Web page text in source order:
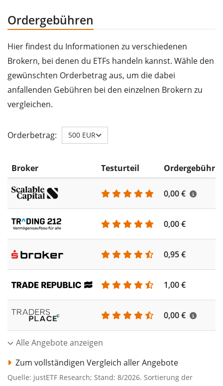
Ordergebühren
Hier findest du Informationen zu verschiedenen
Brokern, bei denen du ETFs handeln kannst. Wähle den
gewünschten Orderbetrag aus, um die dabei
anfallenden Gebühren bei den einzelnen Brokern zu
vergleichen.
Orderbetrag: 500 EUR
Broker Testurteil Ordergebühr
0,00 €
0,00 €
0,95 €
1,00 €
0,00 €
Alle Angebote anzeigen
Zum vollständigen Vergleich aller Angebote
Quelle: justETF Research; Stand: 8/2026. Sortierung der